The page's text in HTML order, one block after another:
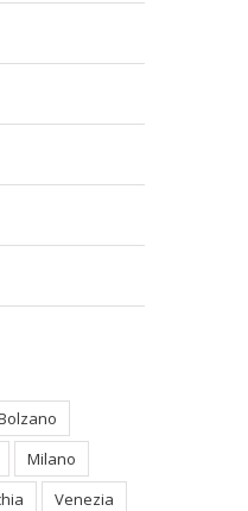
Milano
Venezia